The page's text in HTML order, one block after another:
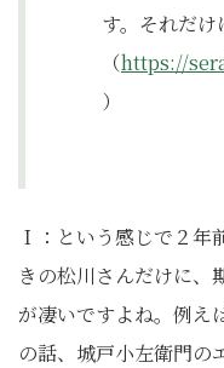
す。それだけ
（https://
）
Ｉ：という感じで２
きの松川さんだけに、
が凄いですよね。例え
の話、城戸小左衛門の